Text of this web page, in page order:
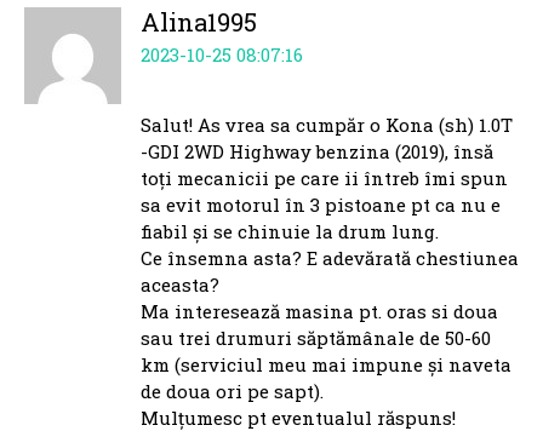
Alina1995
2023-10-25 08:07:16
Salut! As vrea sa cumpăr o Kona (sh) 1.0T
-GDI 2WD Highway benzina (2019), însă
toți mecanicii pe care ii întreb îmi spun
sa evit motorul în 3 pistoane pt ca nu e
fiabil și se chinuie la drum lung.
Ce însemna asta? E adevărată chestiunea
aceasta?
Ma interesează masina pt. oras si doua
sau trei drumuri săptămânale de 50-60
km (serviciul meu mai impune și naveta
de doua ori pe sapt).
Mulțumesc pt eventualul răspuns!